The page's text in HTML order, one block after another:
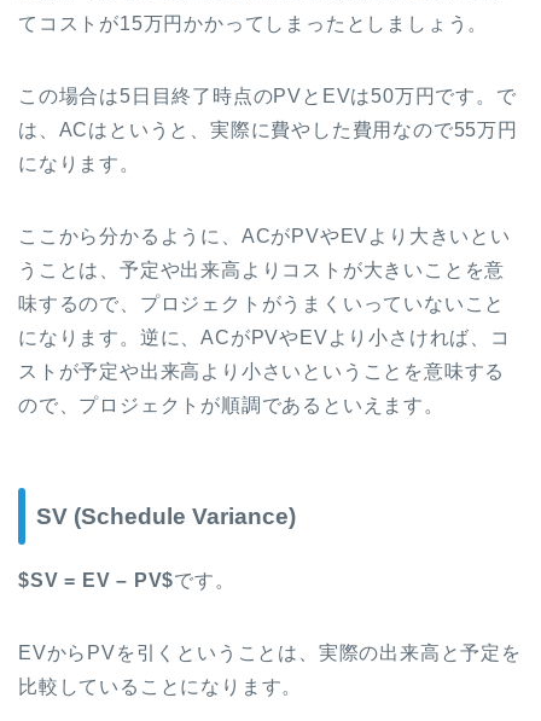
てコストが15万円かかってしまったとしましょう。
この場合は5日目終了時点のPVとEVは50万円です。で
は、ACはというと、実際に費やした費用なので55万円
になります。
ここから分かるように、ACがPVやEVより大きいとい
うことは、予定や出来高よりコストが大きいことを意
味するので、プロジェクトがうまくいっていないこと
になります。逆に、ACがPVやEVより小さければ、コ
ストが予定や出来高より小さいということを意味する
ので、プロジェクトが順調であるといえます。
SV (Schedule Variance)
$SV = EV – PV$です。
EVからPVを引くということは、実際の出来高と予定を
比較していることになります。